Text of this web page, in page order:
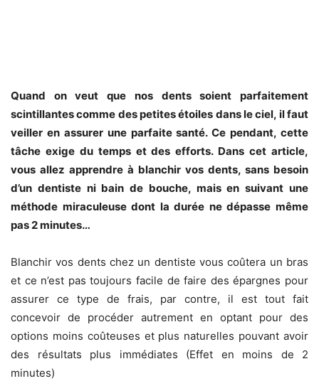
Quand on veut que nos dents soient parfaitement
scintillantes comme des petites étoiles dans le ciel, il faut
veiller en assurer une parfaite santé. Ce pendant, cette
tâche exige du temps et des efforts. Dans cet article,
vous allez apprendre à blanchir vos dents, sans besoin
d’un dentiste ni bain de bouche, mais en suivant une
méthode miraculeuse dont la durée ne dépasse même
pas 2 minutes…
Blanchir vos dents chez un dentiste vous coûtera un bras
et ce n’est pas toujours facile de faire des épargnes pour
assurer ce type de frais, par contre, il est tout fait
concevoir de procéder autrement en optant pour des
options moins coûteuses et plus naturelles pouvant avoir
des résultats plus immédiates (Effet en moins de 2
minutes)